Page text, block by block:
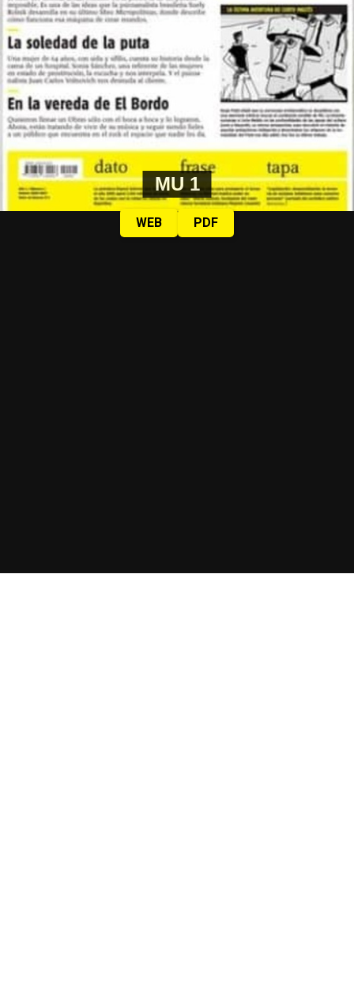
MU 1
WEB PDF